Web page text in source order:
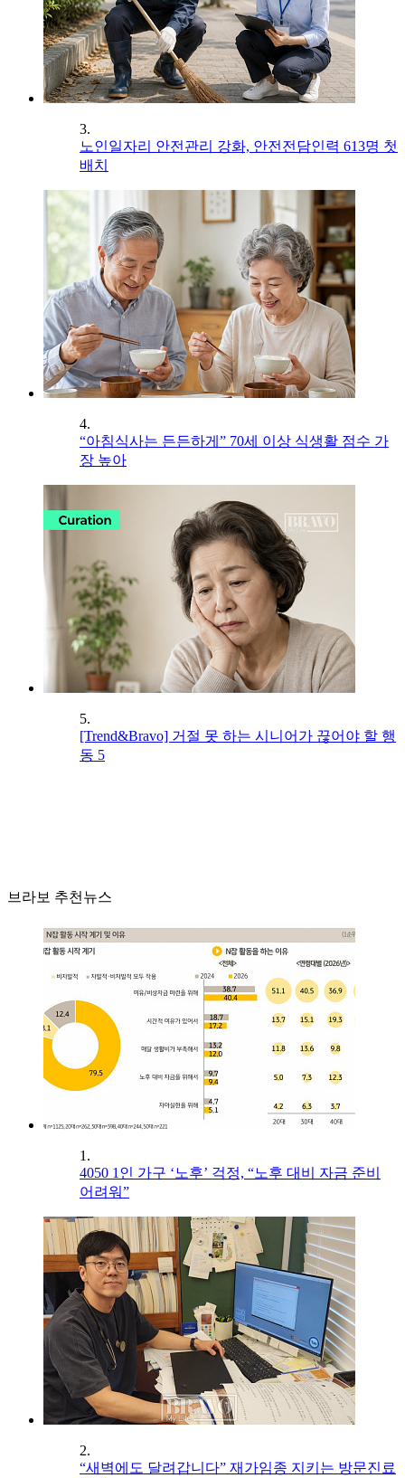
3.
노인일자리 안전관리 강화, 안전전담인력 613명 첫
배치
4.
“아침식사는 든든하게” 70세 이상 식생활 점수 가
장 높아
5.
[Trend&Bravo] 거절 못 하는 시니어가 끊어야 할 행
동 5
브라보 추천뉴스
1.
4050 1인 가구 ‘노후’ 걱정, “노후 대비 자금 준비
어려워”
2.
“새벽에도 달려갑니다” 재가임종 지키는 방문진료